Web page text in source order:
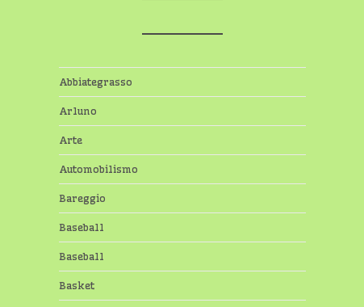
Abbiategrasso
Arluno
Arte
Automobilismo
Bareggio
Baseball
Baseball
Basket